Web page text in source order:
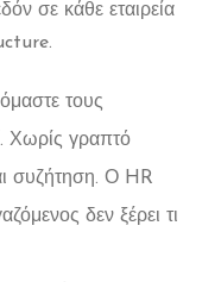
σε κάθε εταιρεία
τους
Χωρίς γραπτό
συζήτηση. Ο HR
δεν ξέρει τι